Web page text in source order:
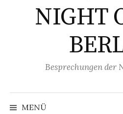
NIGHT
Besprechungen der
MENÜ